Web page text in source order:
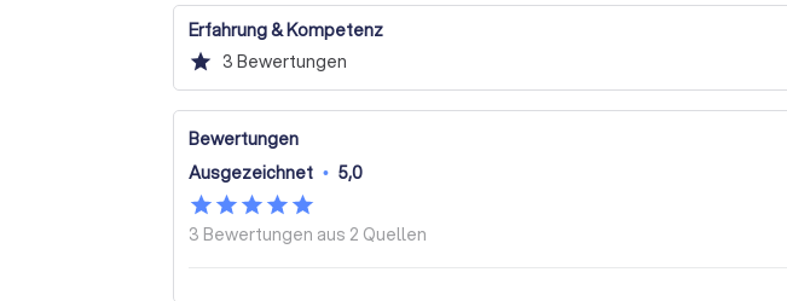
Erfahrung & Kompetenz
star 3 Bewertungen
Bewertungen
Ausgezeichnet • 5,0
3 Bewertungen aus 2 Quellen